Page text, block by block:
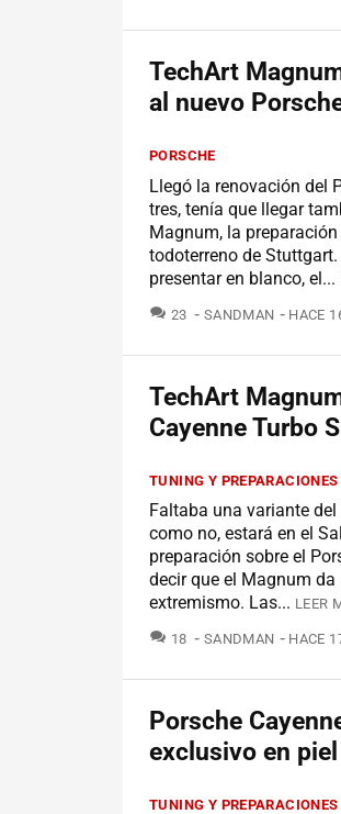
TechArt
al nuevo
PORSCHE
Llegó la renovación del
tres, tenía que llegar
Magnum, la
todoterreno de
presentar en blanco, el...
23 COMENTARIOS
SANDMAN HACE
TechArt
Cayenne Turbo S
TUNING Y PREPARACIONES
Faltaba una variante
como no, estará en el
preparación sobre el
decir que el Magnum
extremismo. Las... LEER
18 COMENTARIOS
SANDMAN HACE
Porsche
exclusivo en piel
TUNING Y PREPARACIONES